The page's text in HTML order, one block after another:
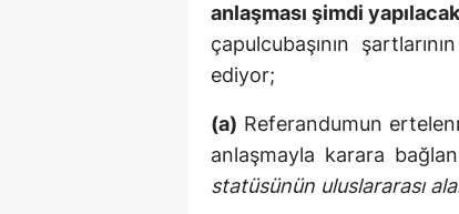
anlaşması şimdi
çapulcubaşının
ediyor;
(a) Referandumun
anlaşmayla karara
statüsünün uluslararası